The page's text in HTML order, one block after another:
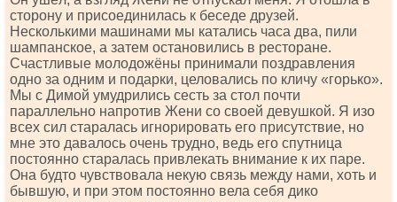
сторону и присоединилась к беседе друзей.
Несколькими машинами мы катались часа два, пили
шампанское, а затем остановились в ресторане.
Счастливые молодожёны принимали поздравления
одно за одним и подарки, целовались по кличу «горько».
Мы с Димой умудрились сесть за стол почти
параллельно напротив Жени со своей девушкой. Я изо
всех сил старалась игнорировать его присутствие, но
мне это давалось очень трудно, ведь его спутница
постоянно старалась привлекать внимание к их паре.
Она будто чувствовала некую связь между нами, хоть и
бывшую, и при этом постоянно вела себя дико